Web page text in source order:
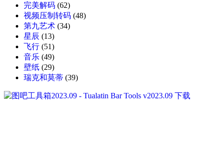
完美解码 (62)
视频压制转码 (48)
第九艺术 (34)
星辰 (13)
飞行 (51)
音乐 (49)
壁纸 (29)
瑞克和莫蒂 (39)